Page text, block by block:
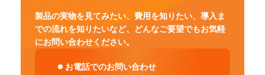
製品の実物を見てみたい、費用を知りたい、導入ま
での流れを知りたいなど、
どんなご要望でもお気軽
にお問い合わせください。
お電話でのお問い合わせ